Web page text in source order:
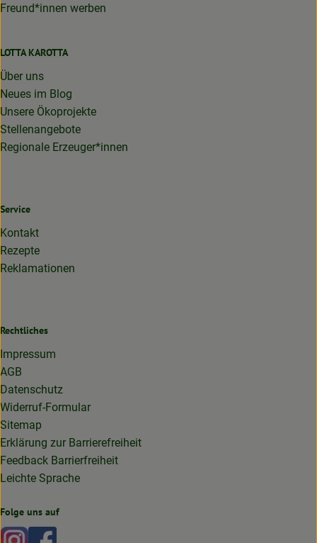
Freund*innen werben
LOTTA KAROTTA
Über uns
Neues im Blog
Unsere Ökoprojekte
Stellenangebote
Regionale Erzeuger*innen
Service
Kontakt
Rezepte
Reklamationen
Rechtliches
Impressum
AGB
Datenschutz
Widerruf-Formular
Sitemap
Erklärung zur Barrierefreiheit
Feedback Barrierfreiheit
Leichte Sprache
Folge uns auf
Externer Link zu https://www.instagram.com/